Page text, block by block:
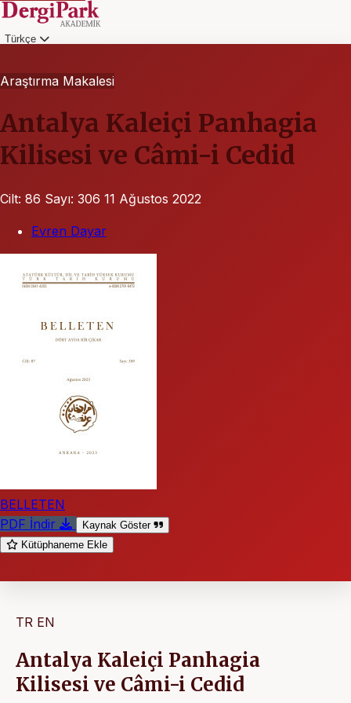
Türkçe
Araştırma Makalesi
Antalya Kaleiçi Panhagia
Kilisesi ve Câmi-i Cedid
Cilt: 86 Sayı: 306 11 Ağustos 2022
Evren Dayar
BELLETEN
PDF İndir
Kaynak Göster
Kütüphaneme Ekle
TR EN
Antalya Kaleiçi Panhagia
Kilisesi ve Câmi-i Cedid